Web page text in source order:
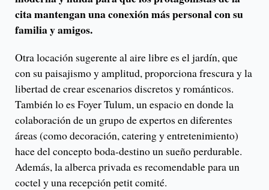
cita mantengan una conexión más personal con su
familia y amigos.
Otra locación sugerente al aire libre es el jardín, que
con su paisajismo y amplitud, proporciona frescura y la
libertad de crear escenarios discretos y románticos.
También lo es Foyer Tulum, un espacio en donde la
colaboración de un grupo de expertos en diferentes
áreas (como decoración, catering y entretenimiento)
hace del concepto boda-destino un sueño perdurable.
Además, la alberca privada es recomendable para un
coctel y una recepción petit comité.